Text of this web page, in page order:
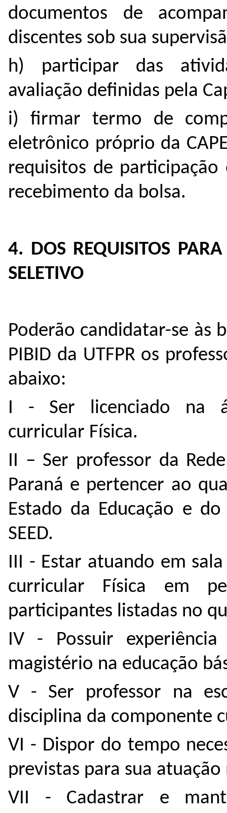
documentos de
discentes sob sua
h) participar das
avaliação definidas pela
i) firmar termo de
eletrônico próprio da
requisitos de
recebimento da bolsa.
4. DOS REQUISITOS
SELETIVO
Poderão candidatar-se às
PIBID da UTFPR os
abaixo:
I - Ser licenciado na
curricular Física.
II – Ser professor da
Paraná e pertencer ao
Estado da Educação e
SEED.
III - Estar atuando em
curricular Física em
participantes listadas no
IV - Possuir
magistério na educação
V - Ser professor na
disciplina da componente
VI - Dispor do tempo
previstas para sua
VII - Cadastrar e